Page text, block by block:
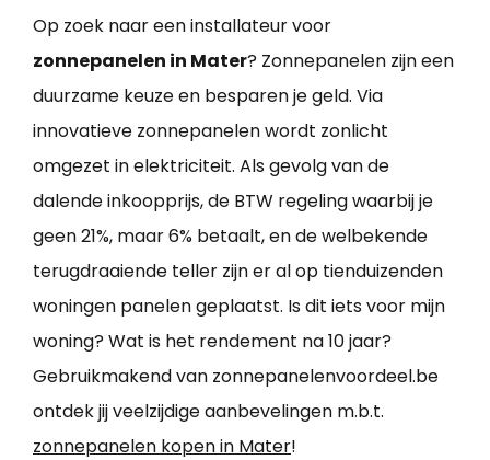
Op zoek naar een installateur voor
zonnepanelen in Mater? Zonnepanelen zijn een
duurzame keuze en besparen je geld. Via
innovatieve zonnepanelen wordt zonlicht
omgezet in elektriciteit. Als gevolg van de
dalende inkoopprijs, de BTW regeling waarbij je
geen 21%, maar 6% betaalt, en de welbekende
terugdraaiende teller zijn er al op tienduizenden
woningen panelen geplaatst. Is dit iets voor mijn
woning? Wat is het rendement na 10 jaar?
Gebruikmakend van zonnepanelenvoordeel.be
ontdek jij veelzijdige aanbevelingen m.b.t.
zonnepanelen kopen in Mater!